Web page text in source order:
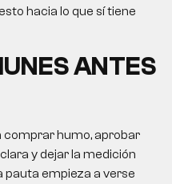
hacia lo que sí tiene
ANTES
comprar humo, aprobar
y dejar la medición
pauta empieza a verse